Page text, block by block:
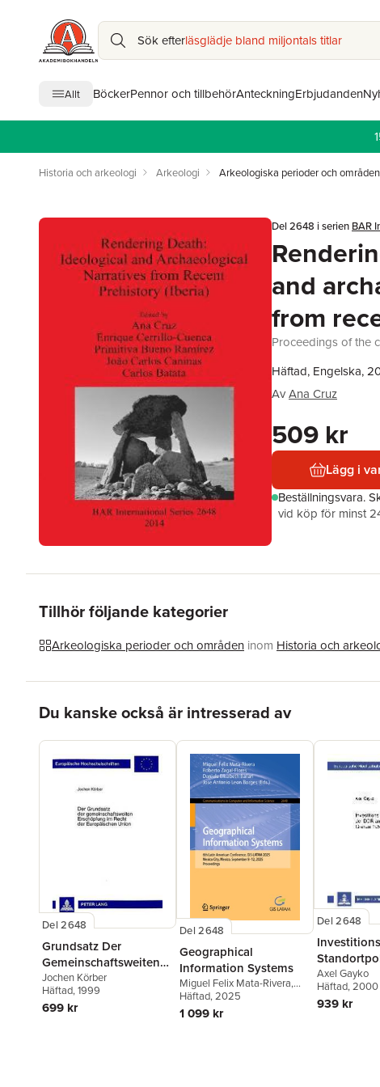
Sök efterläsglädje bland miljontals titlar
Allt BöckerPennor och tillbehörAnteckningErbjudanden
Historia och arkeologi Arkeologi Arkeologiska perioder och områden
Del 2648 i serien BAR
and
from
Proceedings of the
Häftad, Engelska,
AvAna Cruz
509 kr
Lägg i
Beställningsvara.
vid köp för minst
Tillhör följande kategorier
Arkeologiska perioder och områden inom Historia och
Du kanske också är intresserad av
Del 2648
Grundsatz Der
Gemeinschaftsweiten
Erschoepfung Im Recht
Der Europaeischen
Union
Jochen Körber
Häftad, 1999
699 kr
Del 2648
Geographical
Information Systems
Miguel Felix Mata-Rivera,
Roberto Zagal-Flores
Daniela Elisabeth Ballari
Jose Antonio Leon Borges
Häftad, 2025
1 099 kr
Del 2648
an Der
Grenze
Axel Gayko
Häftad, 2000
939 kr